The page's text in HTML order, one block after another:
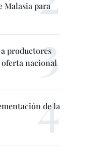
Malasia para
productores
oferta nacional
de la